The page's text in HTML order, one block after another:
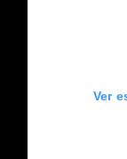
Ver